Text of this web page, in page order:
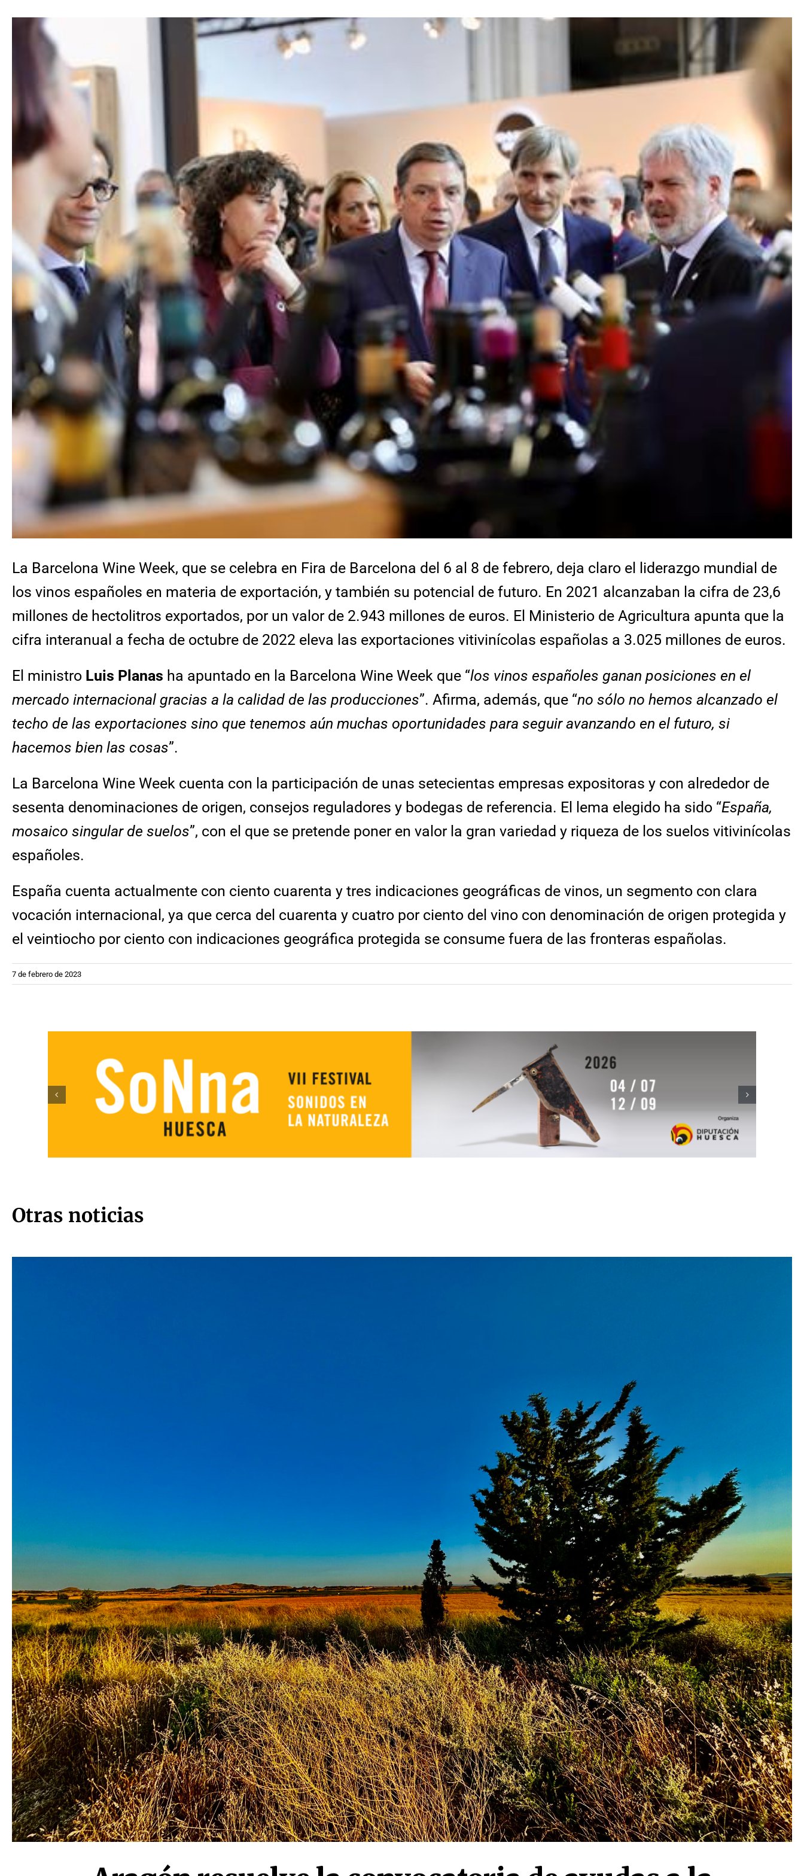
La Barcelona Wine Week, que se celebra en Fira de Barcelona del 6 al 8 de febrero, deja claro el liderazgo mundial de
los vinos españoles en materia de exportación, y también su potencial de futuro. En 2021 alcanzaban la cifra de 23,6
millones de hectolitros exportados, por un valor de 2.943 millones de euros. El Ministerio de Agricultura apunta que la
cifra interanual a fecha de octubre de 2022 eleva las exportaciones vitivinícolas españolas a 3.025 millones de euros.
El ministro Luis Planas ha apuntado en la Barcelona Wine Week que “los vinos españoles ganan posiciones en el
mercado internacional gracias a la calidad de las producciones”. Afirma, además, que “no sólo no hemos alcanzado el
techo de las exportaciones sino que tenemos aún muchas oportunidades para seguir avanzando en el futuro, si
hacemos bien las cosas”.
La Barcelona Wine Week cuenta con la participación de unas setecientas empresas expositoras y con alrededor de
sesenta denominaciones de origen, consejos reguladores y bodegas de referencia. El lema elegido ha sido “España,
mosaico singular de suelos”, con el que se pretende poner en valor la gran variedad y riqueza de los suelos vitivinícolas
españoles.
España cuenta actualmente con ciento cuarenta y tres indicaciones geográficas de vinos, un segmento con clara
vocación internacional, ya que cerca del cuarenta y cuatro por ciento del vino con denominación de origen protegida y
el veintiocho por ciento con indicaciones geográfica protegida se consume fuera de las fronteras españolas.
7 de febrero de 2023
Otras noticias